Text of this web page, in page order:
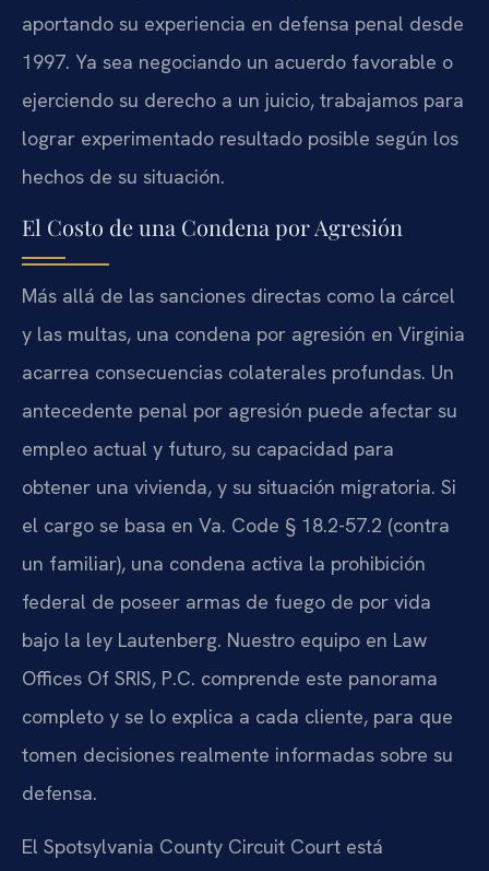
aportando su experiencia en defensa penal desde
1997. Ya sea negociando un acuerdo favorable o
ejerciendo su derecho a un juicio, trabajamos para
lograr experimentado resultado posible según los
hechos de su situación.
El Costo de una Condena por Agresión
Más allá de las sanciones directas como la cárcel
y las multas, una condena por agresión en Virginia
acarrea consecuencias colaterales profundas. Un
antecedente penal por agresión puede afectar su
empleo actual y futuro, su capacidad para
obtener una vivienda, y su situación migratoria. Si
el cargo se basa en Va. Code § 18.2-57.2 (contra
un familiar), una condena activa la prohibición
federal de poseer armas de fuego de por vida
bajo la ley Lautenberg. Nuestro equipo en Law
Offices Of SRIS, P.C. comprende este panorama
completo y se lo explica a cada cliente, para que
tomen decisiones realmente informadas sobre su
defensa.
El Spotsylvania County Circuit Court está